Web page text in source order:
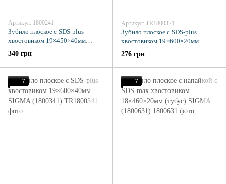
Артикул: 1800241
Зубило плоское с SDS-plus
хвостовиком 19×450×40мм
SIGMA (1800241)
340 грн
Артикул: TR1800321
Зубило плоское с SDS-plus
хвостовиком 19×600×20мм
SIGMA (1800321)
276 грн
7 7